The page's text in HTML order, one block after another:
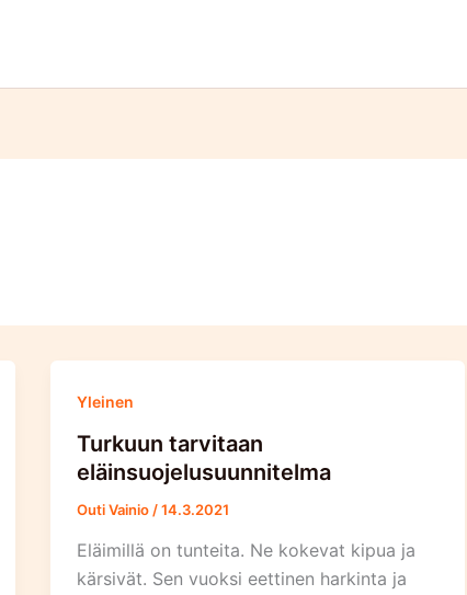
Yleinen
Turkuun tarvitaan
eläinsuojelusuunnitelma
Outi Vainio /14.3.2021
Eläimillä on tunteita. Ne kokevat kipua ja
kärsivät. Sen vuoksi eettinen harkinta ja